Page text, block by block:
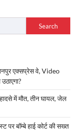
Search
एक्सप्रेस वे, Video
में मौत, तीन घायल, जेल
पर बॉम्बे हाई कोर्ट की सख्त